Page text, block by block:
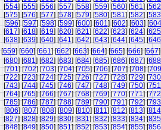
[554] [555] [556] [557] [558] [559] [560] [561] [562
[575] [576] [577] [578] [579] [580] [581] [582] [583
[596] [597] [598] [599] [600] [601] [602] [603] [604
[617] [618] [619] [620] [621] [622] [623] [624] [625
[638] [639] [640] [641] [642] [643] [644] [645] [646
[659] [660] [661] [662] [663] [664] [665] [666] [667
[680] [681] [682] [683] [684] [685] [686] [687] [688
[701] [702] [703] [704] [705] [706] [707] [708] [709
[722] [723] [724] [725] [726] [727] [728] [729] [730
[743] [744] [745] [746] [747] [748] [749] [750] [751
[764] [765] [766] [767] [768] [769] [770] [771] [772
[785] [786] [787] [788] [789] [790] [791] [792] [793
[806] [807] [808] [809] [810] [811] [812] [813] [814
[827] [828] [829] [830] [831] [832] [833] [834] [835
[848] [849] [850] [851] [852] [853] [854] [855] [856